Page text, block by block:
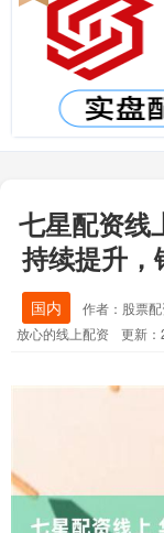
七星配资线
持续提升，
国内 作者：股票
放心的线上配资
更新